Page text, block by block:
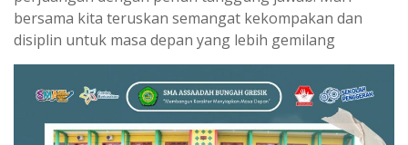
bersama kita teruskan semangat kekompakan dan
disiplin untuk masa depan yang lebih gemilang